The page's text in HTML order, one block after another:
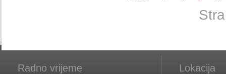
Radno vrijeme Lokacija